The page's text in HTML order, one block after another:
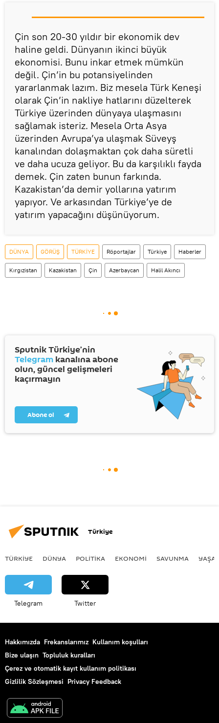
Çin son 20-30 yıldır bir ekonomik dev
haline geldi. Dünyanın ikinci büyük
ekonomisi. Bunu inkar etmek mümkün
değil. Çin’in bu potansiyelinden
yararlanmak lazım. Biz mesela Türk Keneşi
olarak Çin’in nakliye hatlarını düzelterek
Türkiye üzerinden dünyaya ulaşmasını
sağlamak isteriz. Mesela Orta Asya
üzerinden Avrupa’ya ulaşmak Süveyş
kanalından dolaşmaktan çok daha süretli
ve daha ucuza geliyor. Bu da karşılıklı fayda
demek. Çin zaten bunun farkında.
Kazakistan’da demir yollarına yatırım
yapıyor. Ve arkasından Türkiye’ye de
yatırım yapacağını düşünüyorum.
DÜNYA GÖRÜŞ TÜRKİYE Röportajlar Türkiye Haberler
Kırgızistan Kazakistan Çin Azerbaycan Halil Akıncı
Sputnik Türkiye’nin
Telegram kanalına abone
olun, güncel gelişmeleri
kaçırmayın
Abone ol
Türkiye
TÜRKIYE DÜNYA POLİTİKA EKONOMİ SAVUNMA
Telegram Twitter
Hakkımızda Frekanslarımız Kullanım koşulları
Bize ulaşın Topluluk kuralları
Çerez ve otomatik kayıt kullanım politikası
Gizlilik Sözleşmesi Privacy Feedback